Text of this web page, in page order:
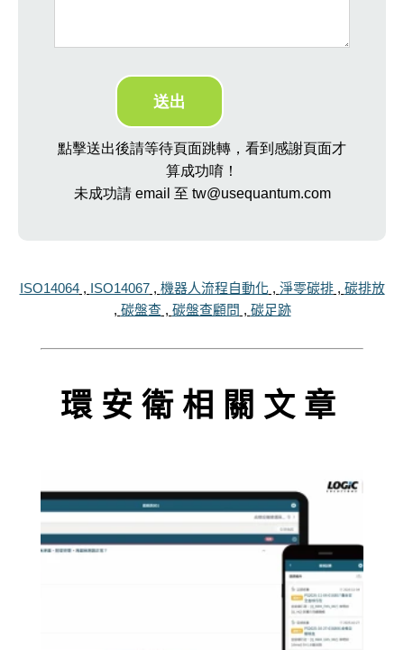
點擊送出後請等待頁面跳轉，看到感謝頁面才
算成功唷！
未成功請 email 至 tw@usequantum.com
ISO14064, ISO14067, 機器人流程自動化, 淨零碳排, 碳排放
, 碳盤查, 碳盤查顧問 , 碳足跡
環安衛相關文章